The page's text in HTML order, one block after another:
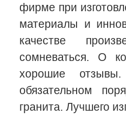
фирме при
материалы и
качестве
сомневаться. О
хорошие
обязательном
гранита. Лучшего